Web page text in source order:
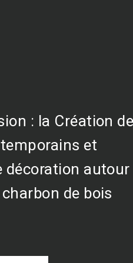
: la Création
et
décoration autour
charbon de bois